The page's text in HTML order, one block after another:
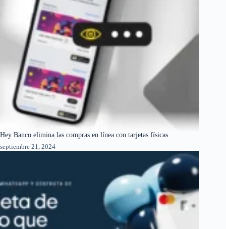
Hey Banco elimina las compras en línea con tarjetas físicas
septiembre 21, 2024